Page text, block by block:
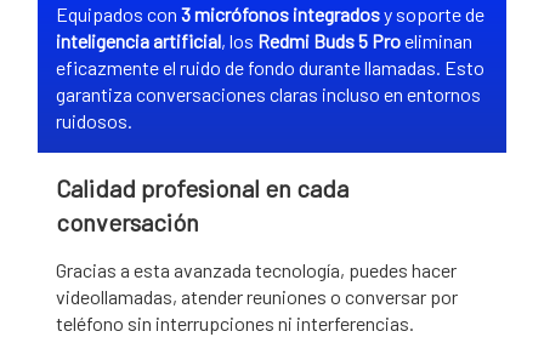
Equipados con 3 micrófonos integradosy soporte de
inteligencia artificial, los Redmi Buds 5 Proeliminan
eficazmente el ruido de fondo durante llamadas. Esto
garantiza conversaciones claras incluso en entornos
ruidosos.
Calidad profesional en cada
conversación
Gracias a esta avanzada tecnología, puedes hacer
videollamadas, atender reuniones o conversar por
teléfono sin interrupciones ni interferencias.